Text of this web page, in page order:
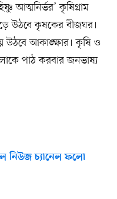
আত্মনির্ভর’ কৃষিগ্রাম
উঠবে কৃষকের বীজঘর।
উঠবে আকাঙ্ক্ষার। কৃষি ও
পাঠ করবার জনভাষ্য
নিউজ চ্যানেল ফলো